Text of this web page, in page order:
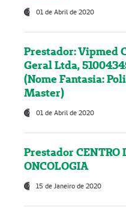
01 de Abril de 2020
Prestador: Vipmed
Geral Ltda,
(Nome Fantasia:
Master)
01 de Abril de 2020
Prestador CENTRO
ONCOLOGIA
15 de Janeiro de 2020